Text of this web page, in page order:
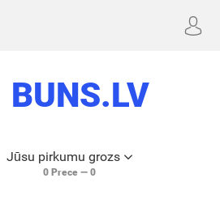
BUNS.LV
Jūsu pirkumu grozs
0Prece — 0